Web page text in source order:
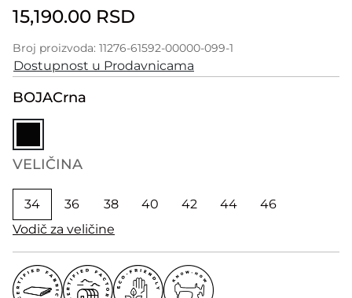
15,190.00 RSD
Broj proizvoda: 11276-61592-00000-099-1
Dostupnost u Prodavnicama
BOJACrna
VELIČINA
34 36 38 40 42 44
46
Vodič za veličine